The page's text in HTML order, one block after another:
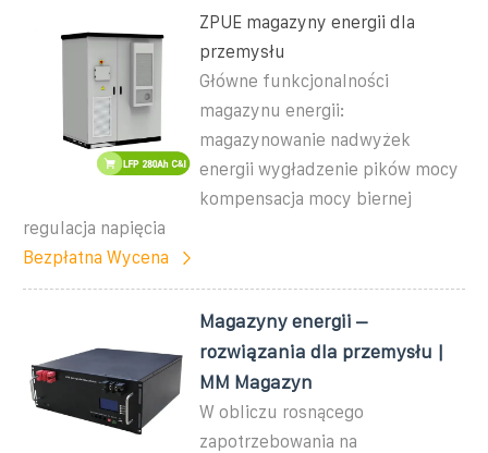
ZPUE magazyny energii dla
przemysłu
Główne funkcjonalności
magazynu energii:
magazynowanie nadwyżek
energii wygładzenie pików mocy
kompensacja mocy biernej
regulacja napięcia
Bezpłatna Wycena
Magazyny energii –
rozwiązania dla przemysłu |
MM Magazyn
W obliczu rosnącego
zapotrzebowania na